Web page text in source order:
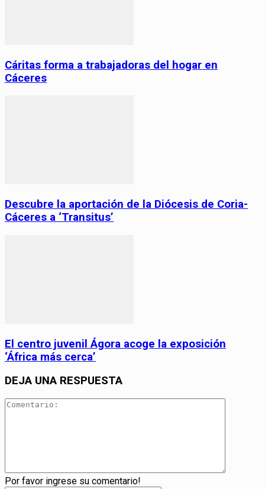
Cáritas forma a trabajadoras del hogar en
Cáceres
Descubre la aportación de la Diócesis de Coria-
Cáceres a ‘Transitus’
El centro juvenil Ágora acoge la exposición
‘África más cerca’
DEJA UNA RESPUESTA
Por favor ingrese su comentario!